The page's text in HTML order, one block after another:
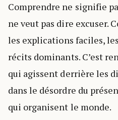
Comprendre ne signifie
ne veut pas dire excuser.
les explications faciles,
récits dominants. C’est
qui agissent derrière les
dans le désordre du
qui organisent le monde.